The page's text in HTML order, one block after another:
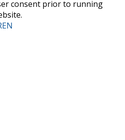
consent prior to running